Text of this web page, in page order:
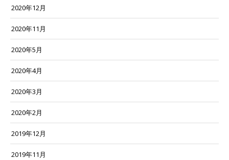
2020年12月
2020年11月
2020年5月
2020年4月
2020年3月
2020年2月
2019年12月
2019年11月